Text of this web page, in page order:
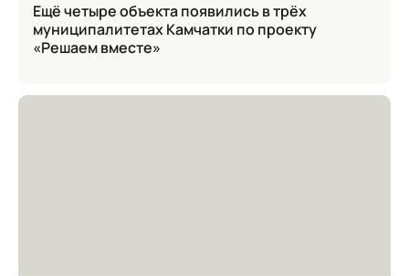
Ещё четыре объекта появились в трёх
муниципалитетах Камчатки по проекту
«Решаем вместе»